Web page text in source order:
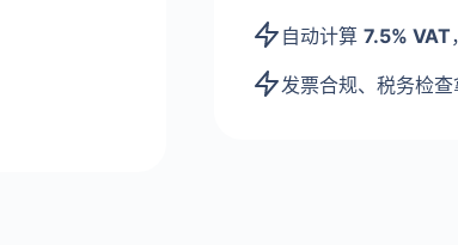
自动计算 7.5% VAT
发票合规、税务检